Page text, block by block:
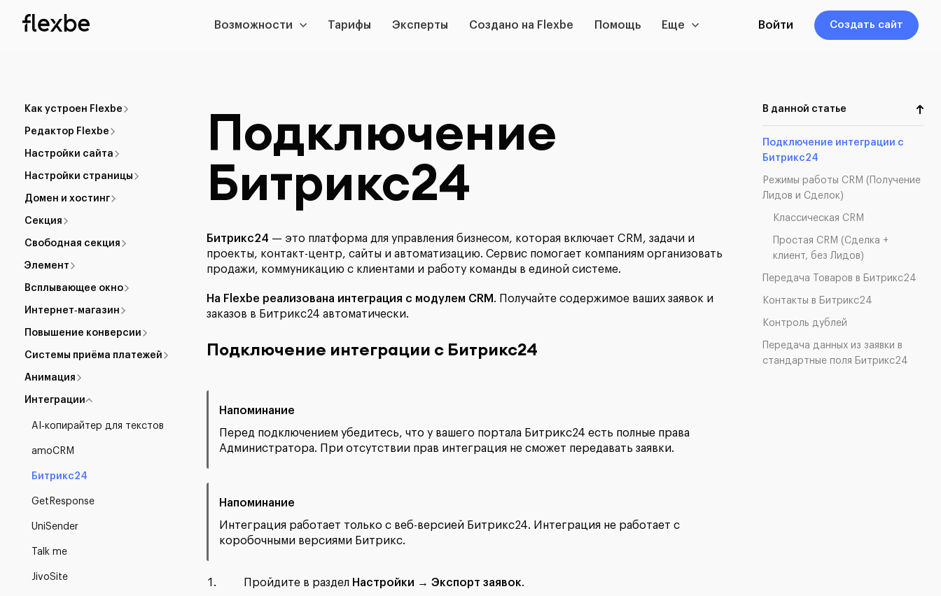
Как устроен Flexbe
Редактор Flexbe
Настройки сайта
Настройки страницы
Домен и хостинг
Секция
Свободная секция
Элемент
Всплывающее окно
Интернет‑магазин
Повышение конверсии
Системы приёма платежей
Анимация
Интеграции
AI‑копирайтер для текстов
amoCRM
Битрикс24
GetResponse
UniSender
Talk me
JivoSite
В данной статье
Подключение интеграции с
Битрикс24
Режимы работы CRM (Получение
Лидов и Сделок)
Классическая CRM
Простая CRM (Сделка +
клиент, без Лидов)
Передача Товаров в Битрикс24
Контакты в Битрикс24
Контроль дублей
Передача данных из заявки в
стандартные поля Битрикс24
Возможности Тарифы Эксперты Создано на Flexbe Помощь Еще Войти Создать сайт
Подключение
Битрикс24
Битрикс24 — это платформа для управления бизнесом, которая включает CRM, задачи и
проекты, контакт-центр, сайты и автоматизацию. Сервис помогает компаниям организовать
продажи, коммуникацию с клиентами и работу команды в единой системе.
На Flexbe реализована интеграция с модулем CRM . Получайте содержимое ваших заявок и
заказов в Битрикс24 автоматически.
Подключение интеграции с Битрикс24
Напоминание
Перед подключением убедитесь, что у вашего портала Битрикс24 есть полные права
Администратора. При отсутствии прав интеграция не сможет передавать заявки.
Напоминание
Интеграция работает только с веб-версией Битрикс24. Интеграция не работает с
коробочными версиями Битрикс.
Пройдите в раздел Настройки → Экспорт заявок.